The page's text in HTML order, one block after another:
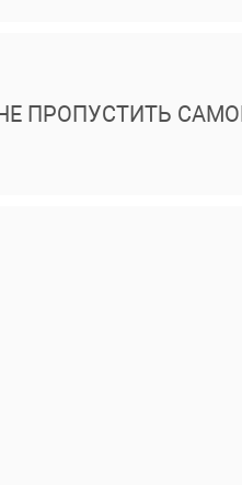
ПРОПУСТИТЬ